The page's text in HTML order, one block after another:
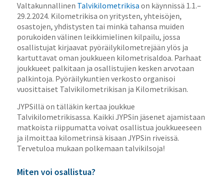
Valtakunnallinen Talvikilometrikisa on käynnissä 1.1.–
29.2.2024. Kilometrikisa on yritysten, yhteisöjen,
osastojen, yhdistysten tai minkä tahansa muiden
porukoiden välinen leikkimielinen kilpailu, jossa
osallistujat kirjaavat pyöräilykilometrejään ylös ja
kartuttavat oman joukkueen kilometrisaldoa. Parhaat
joukkueet palkitaan ja osallistujien kesken arvotaan
palkintoja. Pyöräilykuntien verkosto organisoi
vuosittaiset Talvikilometrikisan ja Kilometrikisan.
JYPSillä on tälläkin kertaa joukkue
Talvikilometrikisassa. Kaikki JYPSin jäsenet ajamistaan
matkoista riippumatta voivat osallistua joukkueeseen
ja ilmoittaa kilometrinsä kisaan JYPSin riveissä.
Tervetuloa mukaan polkemaan talvikilsoja!
Miten voi osallistua?